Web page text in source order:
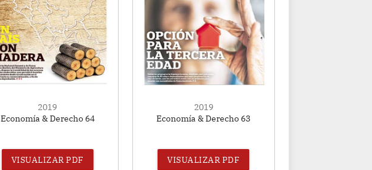
2019
Economía & Derecho 64
VISUALIZAR PDF
2019
Economía & Derecho 63
VISUALIZAR PDF